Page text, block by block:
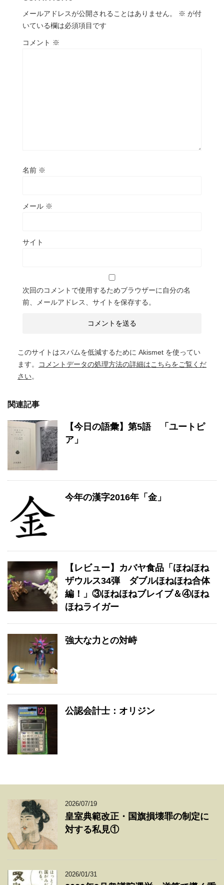
メールアドレスが公開されることはありません。 ※ が付
いている欄は必須項目です
コメント ※
名前 ※
メール ※
サイト
次回のコメントで使用するためブラウザーに自分の名
前、メールアドレス、サイトを保存する。
このサイトはスパムを低減するために Akismet を使ってい
ます。
コメントデータの処理方法の詳細はこちらをご覧くだ
さい。
関連記事
【今日の語彙】第5語 「ユートピ
ア」
今年の漢字2016年「金」
【レビュー】カバヤ食品「ほねほね
ザウルス34弾 ダブルほねほね合体
編！」③ほねほねブレイブ＆④ほね
ほねライガー
強大な力との対峙
公認会計士：オリジン
2026/07/19
皇室典範改正・国旗損壊罪の制定に
対する私見①
2026/01/31